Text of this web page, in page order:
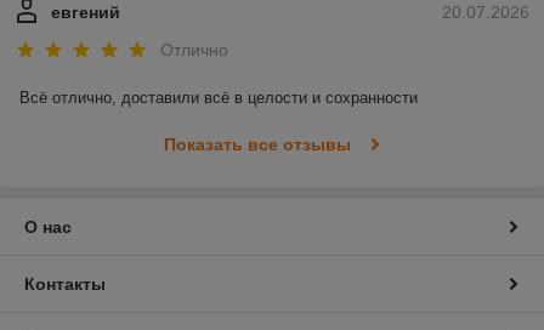
20.07.2026
евгений
Отлично
Всё отлично, доставили всё в целости и сохранности
Показать все отзывы
О нас
Контакты